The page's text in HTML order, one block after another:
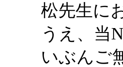
松先生に
うえ、当
いぶんご